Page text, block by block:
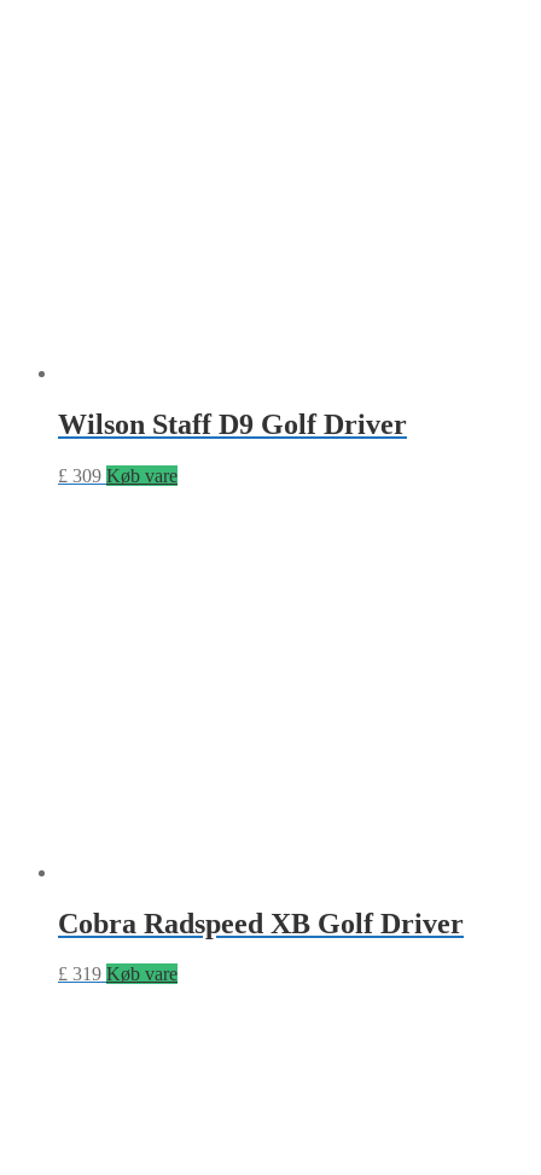
Wilson Staff D9 Golf Driver
£ 309 Køb vare
Cobra Radspeed XB Golf Driver
£ 319 Køb vare